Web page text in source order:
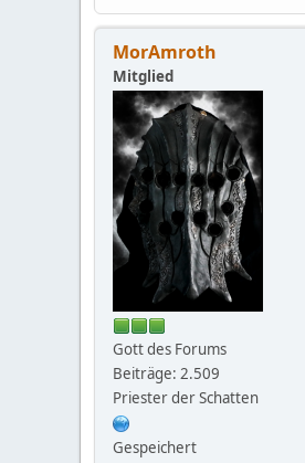
MorAmroth
Mitglied
Gott des Forums
Beiträge: 2.509
Priester der Schatten
Gespeichert